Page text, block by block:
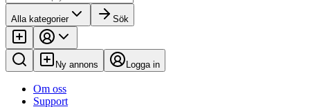
Alla kategorier Sök
Ny annons Logga in
Om oss
Support